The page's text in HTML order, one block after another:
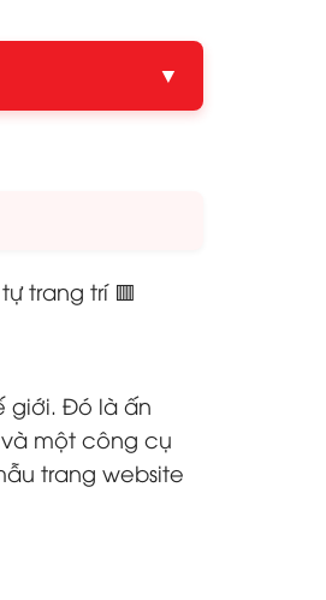
▼
trang trí 🟥
giới. Đó là ấn
một công cụ
trang website